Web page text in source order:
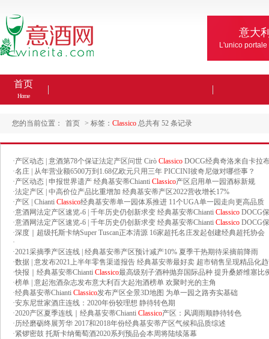
意大
L'unico
首页
Home
您的当前位置： 首页 > 标签： Classico 总共有 52 条记录
·产区动态 | 意酒第78个保证法定产区问世 Cirò Classico DOCG经典奇洛来自卡拉
·名庄 | 从年营业额6500万到1.68亿欧元只用三年 PICCINI彼奇尼做对哪些事？
·产区动态 | 申报世界遗产 经典基安蒂Chianti Classico产区启用单一园酒标新规
·法定产区 | 中高价位产品比重增加 经典基安蒂产区2022营收增长17%
·产区 | Chianti Classico经典基安蒂单一园体系推进 11个UGA单一园走向更高品质
·意酒网法定产区速览-6 | 千年历史仍创新求变 经典基安蒂Chianti Classico DOCG
·意酒网法定产区速览-6 | 千年历史仍创新求变 经典基安蒂Chianti Classico DOCG
·深度｜超级托斯卡纳Super Tuscan正本清源 16家超托名庄发起创建经典超托协会
·
·2021采摘季产区连线 | 经典基安蒂产区预计减产10% 夏季干热期待采摘前降雨
·数据 | 意发布2021上半年零售渠道报告 经典基安蒂最好卖 超市销售呈现精品化
·快报｜经典基安蒂Chianti Classico最高级别子酒种抛弃国际品种 提升桑娇维塞比
·榜单 | 意起泡酒杂志发布意大利百大起泡酒榜单 欢聚时光的主角
·经典基安蒂Chianti Classico发布产区全景3D地图 为单一园之路夯实基础
·安东尼世家酒庄连线：2020年份较理想 静待转色期
·2020产区夏季连线｜经典基安蒂Chianti Classico产区：风调雨顺静待转色
·历经磨砺终展芳华 2017和2018年份经典基安蒂产区气候和品质综述
·紧锣密鼓 托斯卡纳葡萄酒2020系列预品会本周将陆续落幕